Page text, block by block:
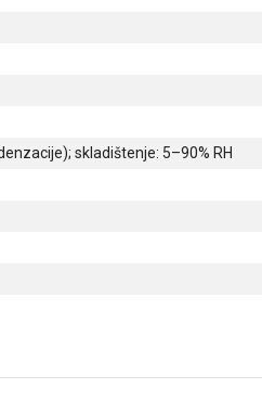
skladištenje: 5–90% RH